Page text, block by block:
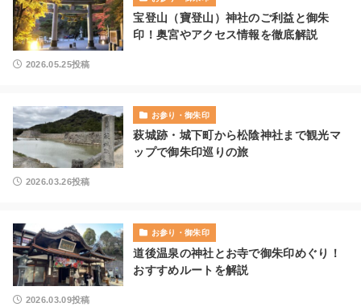
宝登山（寶登山）神社のご利益と御朱
印！奥宮やアクセス情報を徹底解説
2026.05.25投稿
お参り・御朱印
萩城跡・城下町から松陰神社まで観光マ
ップで御朱印巡りの旅
2026.03.26投稿
お参り・御朱印
道後温泉の神社とお寺で御朱印めぐり！
おすすめルートを解説
2026.03.09投稿